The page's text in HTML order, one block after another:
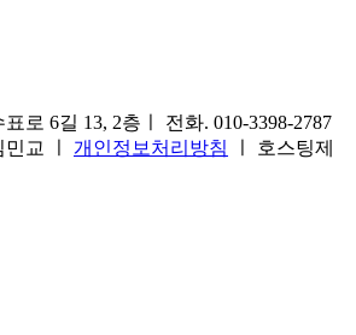
로 6길 13, 2층ㅣ 전화. 010-3398-2787
교 ㅣ 개인정보처리방침
ㅣ 호스팅제